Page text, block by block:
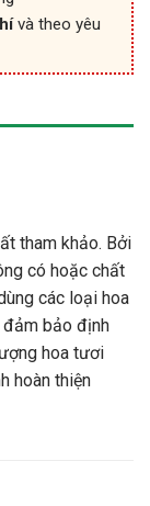
và theo yêu
tham khảo. Bởi
có hoặc chất
các loại hoa
đảm bảo định
hoa tươi
hoàn thiện